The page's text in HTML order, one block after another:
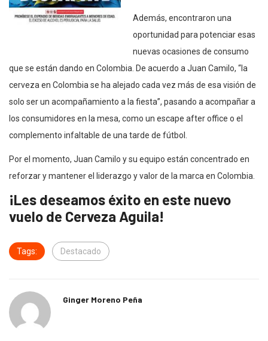
Además, encontraron una
oportunidad para potenciar esas
nuevas ocasiones de consumo
que se están dando en Colombia. De acuerdo a Juan Camilo, “la
cerveza en Colombia se ha alejado cada vez más de esa visión de
solo ser un acompañamiento a la fiesta”, pasando a acompañar a
los consumidores en la mesa, como un escape after office o el
complemento infaltable de una tarde de fútbol.
Por el momento, Juan Camilo y su equipo están concentrado en
reforzar y mantener el liderazgo y valor de la marca en Colombia.
¡Les deseamos éxito en este nuevo
vuelo de Cerveza Aguila!
Tags: Destacado
Ginger Moreno Peña